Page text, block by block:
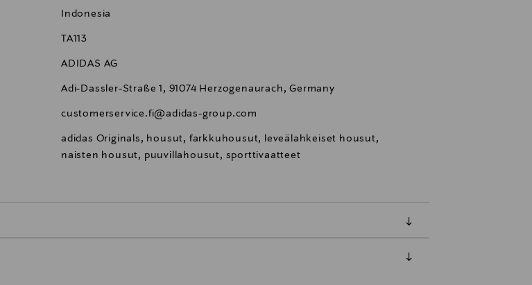
Indonesia
TA113
ADIDAS AG
Adi-Dassler-Straße 1, 91074 Herzogenaurach, Germany
customerservice.fi@adidas-group.com
adidas Originals, housut, farkkuhousut, leveälahkeiset housut,
naisten housut, puuvillahousut, sporttivaatteet